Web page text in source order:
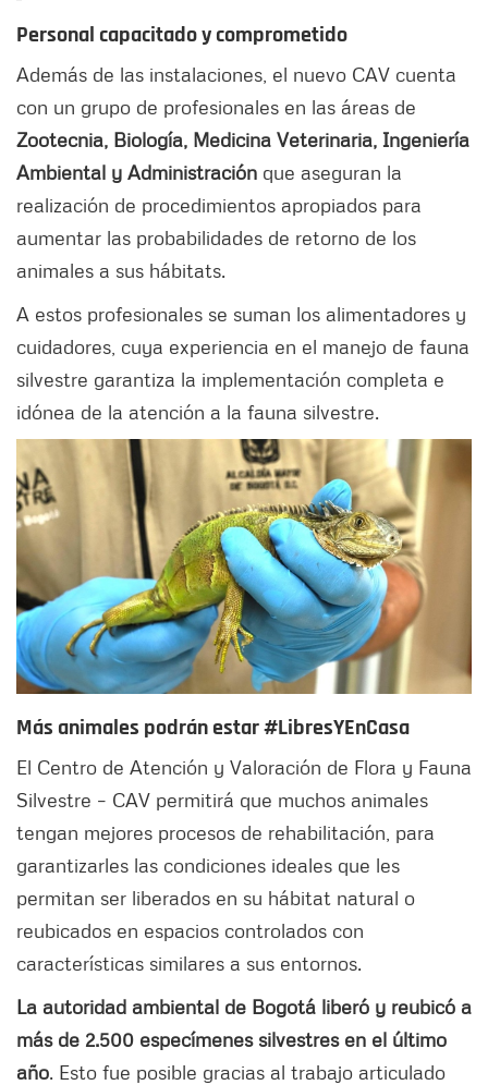
Personal capacitado y comprometido
Además de las instalaciones, el nuevo CAV cuenta
con un grupo de profesionales en las áreas de
Zootecnia, Biología, Medicina Veterinaria, Ingeniería
Ambiental y Administración que aseguran la
realización de procedimientos apropiados para
aumentar las probabilidades de retorno de los
animales a sus hábitats.
A estos profesionales se suman los alimentadores y
cuidadores, cuya experiencia en el manejo de fauna
silvestre garantiza la implementación completa e
idónea de la atención a la fauna silvestre.
Más animales podrán estar #LibresYEnCasa
El Centro de Atención y Valoración de Flora y Fauna
Silvestre – CAV permitirá que muchos animales
tengan mejores procesos de rehabilitación, para
garantizarles las condiciones ideales que les
permitan ser liberados en su hábitat natural o
reubicados en espacios controlados con
características similares a sus entornos.
La autoridad ambiental de Bogotá liberó y reubicó a
más de 2.500 especímenes silvestres en el último
año. Esto fue posible gracias al trabajo articulado